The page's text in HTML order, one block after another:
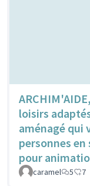
loisirs
aménagé qui
personnes
pour
caramel 5 7